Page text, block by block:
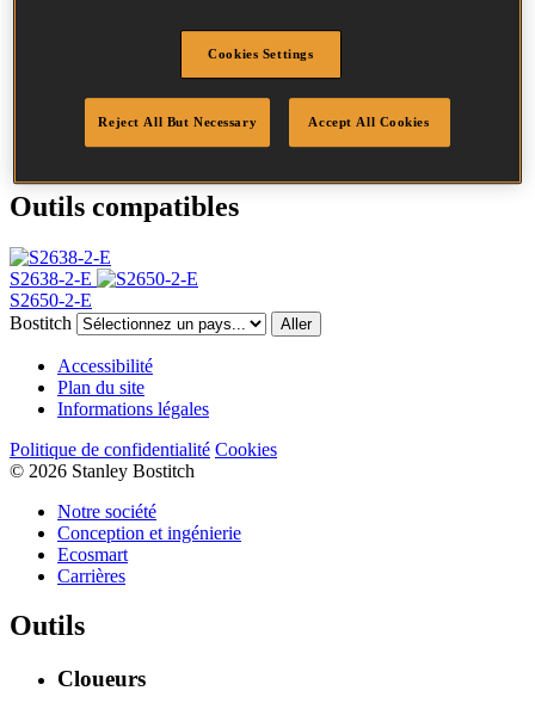
38 mm
25.0 mm
Galv
Point
Biseautées
Quantité par boîte
8400
Outils compatibles
S2638-2-E
S2650-2-E
Bostitch
Aller
Accessibilité
Plan du site
Informations légales
Politique de confidentialité Cookies
© 2026 Stanley Bostitch
Notre société
Conception et ingénierie
Ecosmart
Carrières
Outils
Cloueurs
Cookies Settings
Reject All But Necessary Accept All Cookies